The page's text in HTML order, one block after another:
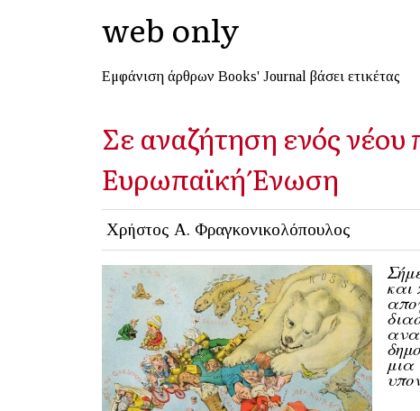
web only
Εμφάνιση άρθρων Books' Journal βάσει ετικέτας
Σε αναζήτηση ενός νέου
Ευρωπαϊκή Ένωση
Χρήστος Α. Φραγκονικολόπουλος
και
μια